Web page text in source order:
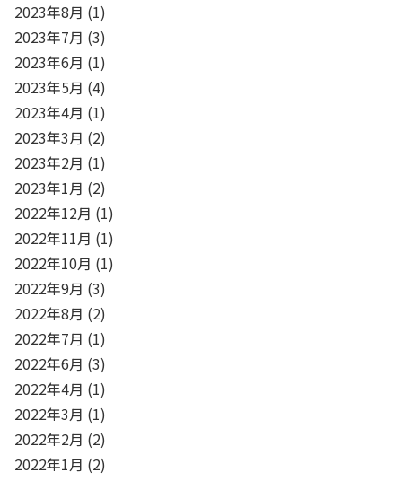
2023年8月 (1)
2023年7月 (3)
2023年6月 (1)
2023年5月 (4)
2023年4月 (1)
2023年3月 (2)
2023年2月 (1)
2023年1月 (2)
2022年12月 (1)
2022年11月 (1)
2022年10月 (1)
2022年9月 (3)
2022年8月 (2)
2022年7月 (1)
2022年6月 (3)
2022年4月 (1)
2022年3月 (1)
2022年2月 (2)
2022年1月 (2)